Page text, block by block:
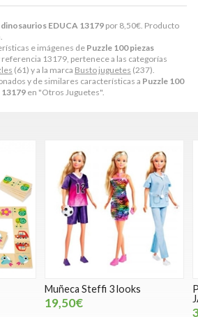
EDUCA 13179 por 8,50€ . Producto
e imágenes de Puzzle 100 piezas
referencia 13179, pertenece a las categorías
(61) y a la marca Busto juguetes (237).
y de similares características a Puzzle 100
13179 en "Otros Juguetes".
looks
Patinete Scooter Rojo
JAMARA 461650